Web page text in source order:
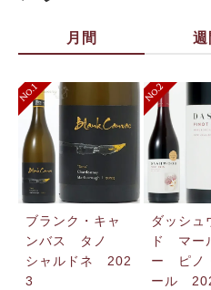
月間 週
ブランク・キャ
ンバス タノ
シャルドネ 202
3
ダッシュ
ド マー
ー ピノ
ール